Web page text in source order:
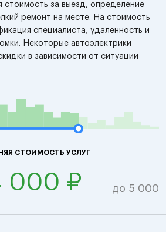
стоимость за выезд, определение
ремонт на месте. На стоимость
специалиста, удаленность и
Некоторые автоэлектрики
в зависимости от ситуации
СТОИМОСТЬ УСЛУГ
000 ₽ до 5 000